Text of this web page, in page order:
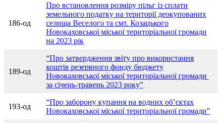
186-од
Про встановлення розміру пільг із сплати
земельного податку на території деокупованих
селища Веселого та смт. Козацького
Новокаховської міської територіальної громади
на 2023 рік
189-од
“Про затвердження звіту про використання
коштів резервного фонду бюджету
Новокаховської міської територіальної громади
за січень-травень 2023 року”
193-од
“Про заборону купання на водних об’єктах
Новокаховської міської територіальної громади”